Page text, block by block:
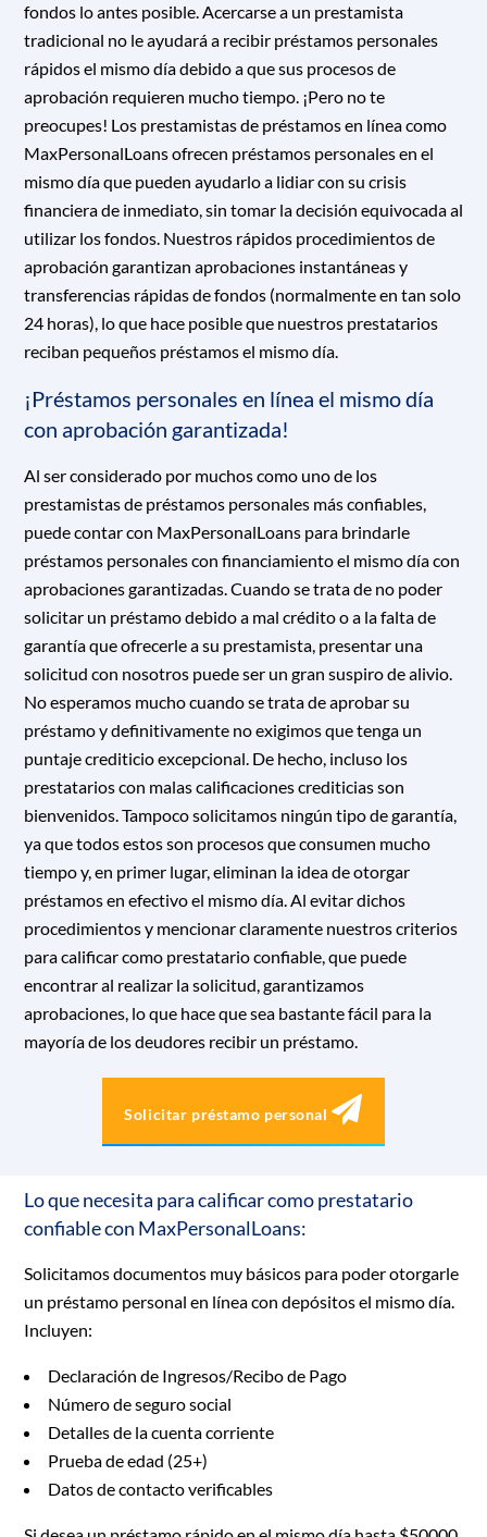
fondos lo antes posible. Acercarse a un prestamista
tradicional no le ayudará a recibir préstamos personales
rápidos el mismo día debido a que sus procesos de
aprobación requieren mucho tiempo. ¡Pero no te
preocupes! Los prestamistas de préstamos en línea como
MaxPersonalLoans ofrecen préstamos personales en el
mismo día que pueden ayudarlo a lidiar con su crisis
financiera de inmediato, sin tomar la decisión equivocada al
utilizar los fondos. Nuestros rápidos procedimientos de
aprobación garantizan aprobaciones instantáneas y
transferencias rápidas de fondos (normalmente en tan solo
24 horas), lo que hace posible que nuestros prestatarios
reciban pequeños préstamos el mismo día.
¡Préstamos personales en línea el mismo día
con aprobación garantizada!
Al ser considerado por muchos como uno de los
prestamistas de préstamos personales más confiables,
puede contar con MaxPersonalLoans para brindarle
préstamos personales con financiamiento el mismo día con
aprobaciones garantizadas. Cuando se trata de no poder
solicitar un préstamo debido a mal crédito o a la falta de
garantía que ofrecerle a su prestamista, presentar una
solicitud con nosotros puede ser un gran suspiro de alivio.
No esperamos mucho cuando se trata de aprobar su
préstamo y definitivamente no exigimos que tenga un
puntaje crediticio excepcional. De hecho, incluso los
prestatarios con malas calificaciones crediticias son
bienvenidos. Tampoco solicitamos ningún tipo de garantía,
ya que todos estos son procesos que consumen mucho
tiempo y, en primer lugar, eliminan la idea de otorgar
préstamos en efectivo el mismo día. Al evitar dichos
procedimientos y mencionar claramente nuestros criterios
para calificar como prestatario confiable, que puede
encontrar al realizar la solicitud, garantizamos
aprobaciones, lo que hace que sea bastante fácil para la
mayoría de los deudores recibir un préstamo.
Solicitar préstamo personal
Lo que necesita para calificar como prestatario
confiable con MaxPersonalLoans:
Solicitamos documentos muy básicos para poder otorgarle
un préstamo personal en línea con depósitos el mismo día.
Incluyen:
Declaración de Ingresos/Recibo de Pago
Número de seguro social
Detalles de la cuenta corriente
Prueba de edad (25+)
Datos de contacto verificables